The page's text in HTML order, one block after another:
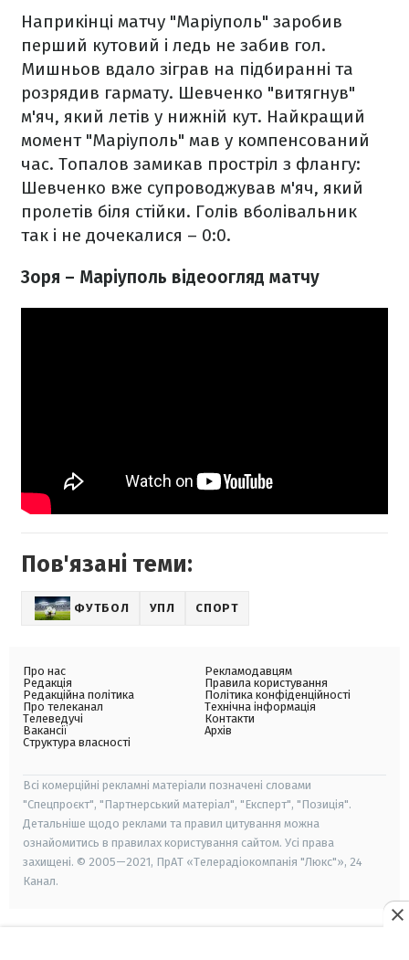
Наприкінці матчу "Маріуполь" заробив
перший кутовий і ледь не забив гол.
Мишньов вдало зіграв на підбиранні та
розрядив гармату. Шевченко "витягнув"
м'яч, який летів у нижній кут. Найкращий
момент "Маріуполь" мав у компенсований
час. Топалов замикав простріл з флангу:
Шевченко вже супроводжував м'яч, який
пролетів біля стійки. Голів вболівальник
так і не дочекалися – 0:0.
Зоря – Маріуполь відеоогляд матчу
Пов'язані теми:
ФУТБОЛ УПЛ СПОРТ
Про нас
Редакція
Редакційна політика
Про телеканал
Телеведучі
Вакансії
Структура власності
Рекламодавцям
Правила користування
Політика конфіденційності
Технічна інформація
Контакти
Архів
Всі комерційні рекламні матеріали позначені словами
"Спецпроєкт", "Партнерський матеріал", "Експерт", "Позиція".
Детальніше щодо реклами та правил цитування можна
ознайомитись в правилах користування сайтом. Усі права
захищені. © 2005—2021, ПрАТ «Телерадіокомпанія "Люкс"», 24
Канал.